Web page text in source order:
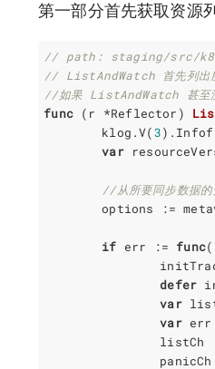
第一部分首先获取资源
// path: staging/src/
// ListAndWatch 首先列出所
//如果 ListAndWatch 甚至没
func
( r *Reflector )
klog .V(3). Infof
var
//从所要同步数据
options
:=
if err := func
defer
var
var err
listCh
panicCh